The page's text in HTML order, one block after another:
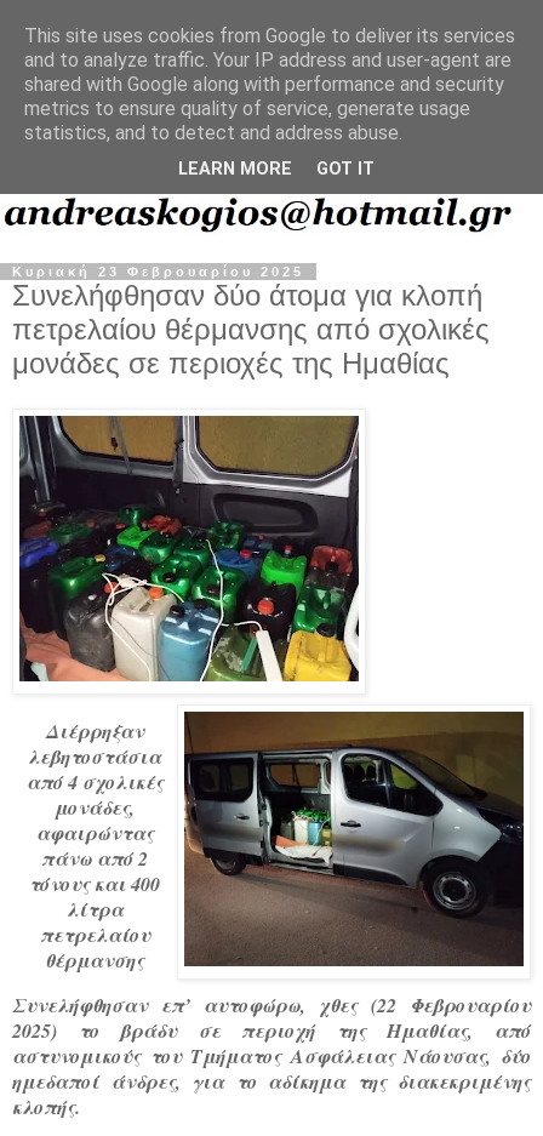
Κυριακή 23 Φεβρουαρίου 2025
Συνελήφθησαν δύο άτομα για κλοπή
πετρελαίου θέρμανσης από σχολικές
μονάδες σε περιοχές της Ημαθίας
Διέρρηξαν
λεβητοστάσια
από 4 σχολικές
μονάδες,
αφαιρώντας
πάνω από 2
τόνους και 400
λίτρα
πετρελαίου
θέρμανσης
Συνελήφθησαν επ’ αυτοφώρω, χθες (22 Φεβρουαρίου
2025) το βράδυ σε περιοχή της Ημαθίας, από
αστυνομικούς του Τμήματος Ασφάλειας Νάουσας, δύο
ημεδαποί άνδρες, για το αδίκημα της διακεκριμένης
κλοπής.
This site uses cookies from Google to deliver its services
and to analyze traffic. Your IP address and user-agent are
shared with Google along with performance and security
metrics to ensure quality of service, generate usage
statistics, and to detect and address abuse.
LEARN MORE GOT IT